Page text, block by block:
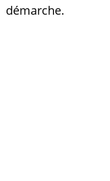
démarche.